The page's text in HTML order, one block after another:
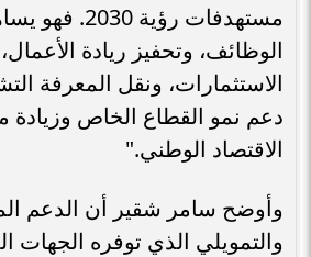
مستهدفات رؤية
الوظائف، وتحفيز ريادة
الاستثمارات، ونقل المعرفة
دعم نمو القطاع الخاص
الاقتصاد الوطني."
وأوضح سامر شقير أن الدعم
والتمويلي الذي توفره الجهات